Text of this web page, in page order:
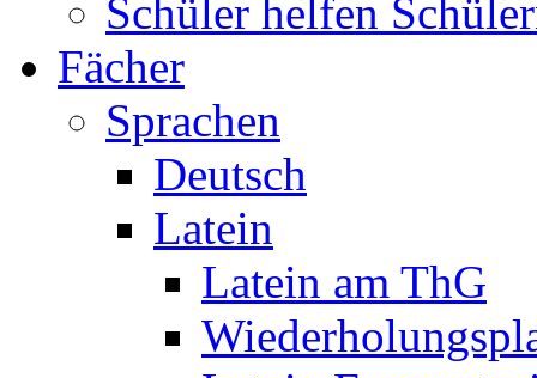
Schüler helfen
Fächer
Sprachen
Deutsch
Latein
Latein am ThG